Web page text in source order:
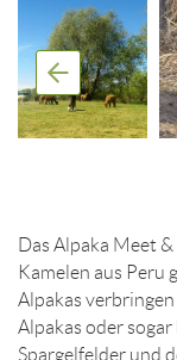
Das Alpaka Meet
Kamelen aus Peru
Alpakas
Alpakas oder
Spargelfelder und